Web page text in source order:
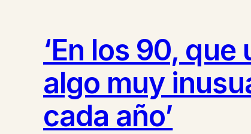
‘En los 90,
algo muy
cada año’